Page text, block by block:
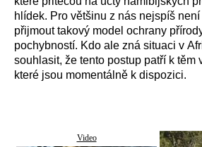
hlídek. Pro většinu z nás nejspíš
přijmout takový model ochrany
pochybností. Kdo ale zná situaci v
souhlasit, že tento postup patří k těm
které jsou momentálně k dispozici.
Video